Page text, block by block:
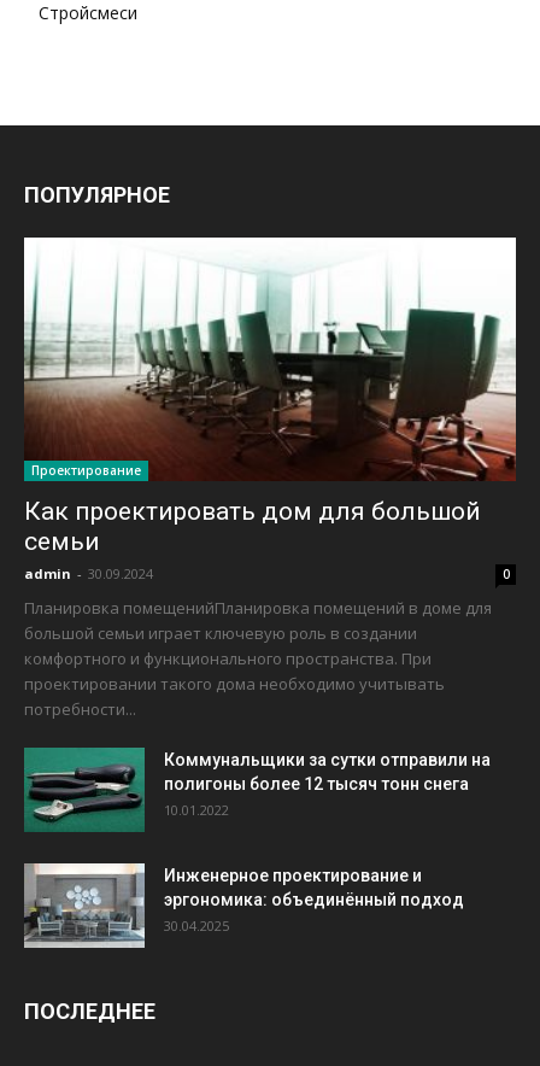
Стройсмеси
ПОПУЛЯРНОЕ
Проектирование
Как проектировать дом для большой
семьи
admin - 30.09.2024 0
Планировка помещенийПланировка помещений в доме для
большой семьи играет ключевую роль в создании
комфортного и функционального пространства. При
проектировании такого дома необходимо учитывать
потребности...
Коммунальщики за сутки отправили на
полигоны более 12 тысяч тонн снега
10.01.2022
Инженерное проектирование и
эргономика: объединённый подход
30.04.2025
ПОСЛЕДНЕЕ